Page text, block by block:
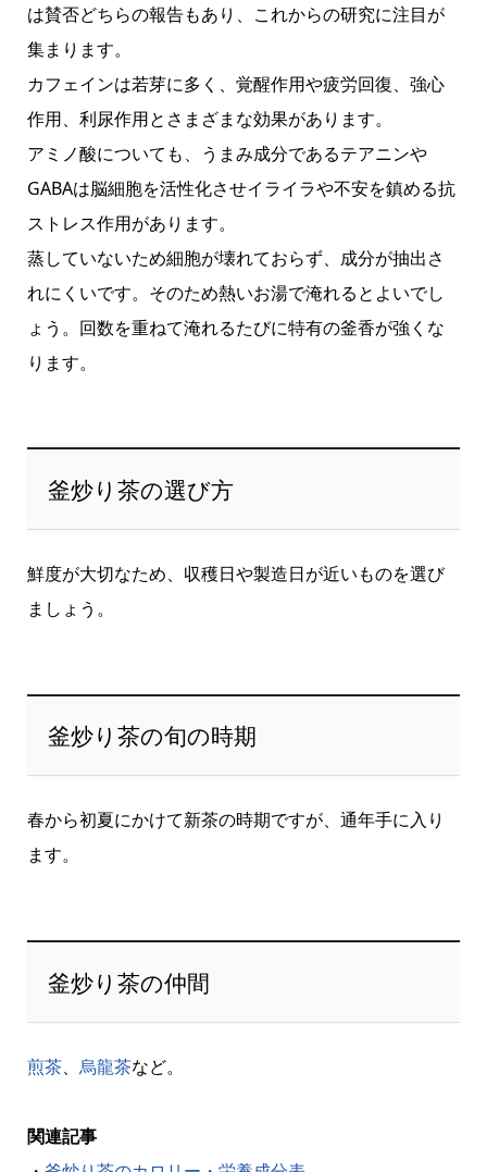
は賛否どちらの報告もあり、これからの研究に注目が
集まります。
カフェインは若芽に多く、覚醒作用や疲労回復、強心
作用、利尿作用とさまざまな効果があります。
アミノ酸についても、うまみ成分であるテアニンや
GABAは脳細胞を活性化させイライラや不安を鎮める抗
ストレス作用があります。
蒸していないため細胞が壊れておらず、成分が抽出さ
れにくいです。そのため熱いお湯で淹れるとよいでし
ょう。回数を重ねて淹れるたびに特有の釜香が強くな
ります。
釜炒り茶の選び方
鮮度が大切なため、収穫日や製造日が近いものを選び
ましょう。
釜炒り茶の旬の時期
春から初夏にかけて新茶の時期ですが、通年手に入り
ます。
釜炒り茶の仲間
煎茶、 烏龍茶など。
関連記事